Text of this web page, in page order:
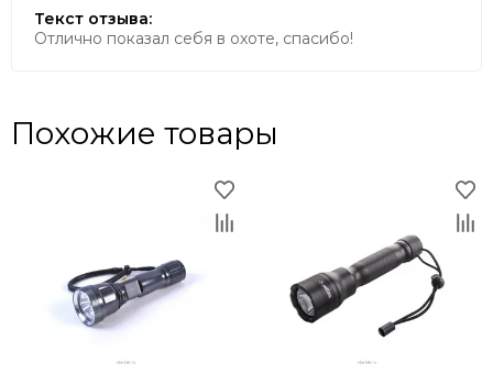
Текст отзыва:
Отлично показал себя в охоте, спасибо!
Похожие товары